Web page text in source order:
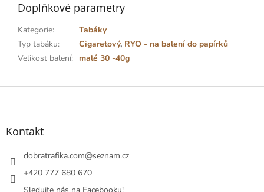
Doplňkové parametry
Kategorie:
Tabáky
Typ tabáku: Cigaretový, RYO - na balení do papírků
Velikost balení: malé 30 -40g
Z
Kontakt
dobratrafika.com@seznam.cz
+420 777 680 670